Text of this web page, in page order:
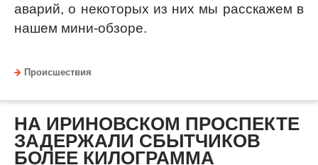
аварий, о некоторых из них мы расскажем в
нашем мини-обзоре.
Происшествия
НА ИРИНОВСКОМ ПРОСПЕКТЕ
ЗАДЕРЖАЛИ СБЫТЧИКОВ
БОЛЕЕ КИЛОГРАММА